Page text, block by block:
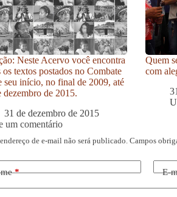
Neste Acervo você encontra
os textos postados no Combate
seu início, no final de 2009, até
dezembro de 2015.
31 de dezembro de 2015
Quem
com
um comentário
de e-mail não será publicado. Campos
* E-